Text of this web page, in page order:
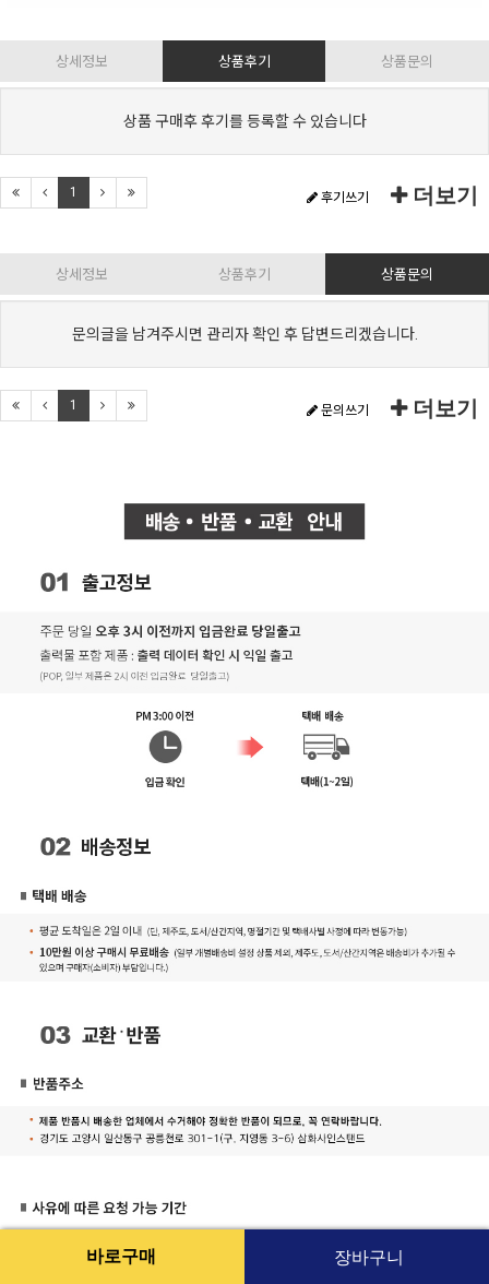
상세정보 상품후기 상품문의
상품 구매후 후기를 등록할 수 있습니다
1 후기쓰기 더보기
상세정보 상품후기 상품문의
문의글을 남겨주시면 관리자 확인 후 답변드리겠습니다.
1 문의쓰기 더보기